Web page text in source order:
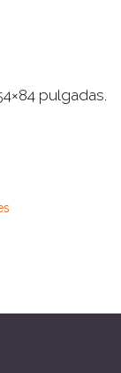
pulgadas.